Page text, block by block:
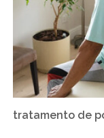
tratamento de